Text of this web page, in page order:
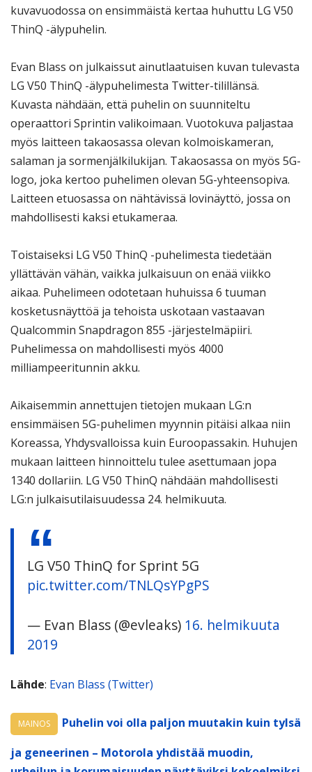
kuvavuodossa on ensimmäistä kertaa huhuttu LG V50
ThinQ -älypuhelin.
Evan Blass on julkaissut ainutlaatuisen kuvan tulevasta
LG V50 ThinQ -älypuhelimesta Twitter-tilillänsä.
Kuvasta nähdään, että puhelin on suunniteltu
operaattori Sprintin valikoimaan. Vuotokuva paljastaa
myös laitteen takaosassa olevan kolmoiskameran,
salaman ja sormenjälkilukijan. Takaosassa on myös 5G-
logo, joka kertoo puhelimen olevan 5G-yhteensopiva.
Laitteen etuosassa on nähtävissä lovinäyttö, jossa on
mahdollisesti kaksi etukameraa.
Toistaiseksi LG V50 ThinQ -puhelimesta tiedetään
yllättävän vähän, vaikka julkaisuun on enää viikko
aikaa. Puhelimeen odotetaan huhuissa 6 tuuman
kosketusnäyttöä ja tehoista uskotaan vastaavan
Qualcommin Snapdragon 855 -järjestelmäpiiri.
Puhelimessa on mahdollisesti myös 4000
milliampeeritunnin akku.
Aikaisemmin annettujen tietojen mukaan LG:n
ensimmäisen 5G-puhelimen myynnin pitäisi alkaa niin
Koreassa, Yhdysvalloissa kuin Euroopassakin. Huhujen
mukaan laitteen hinnoittelu tulee asettumaan jopa
1340 dollariin. LG V50 ThinQ nähdään mahdollisesti
LG:n julkaisutilaisuudessa 24. helmikuuta.
LG V50 ThinQ for Sprint 5G
pic.twitter.com/TNLQsYPgPS
— Evan Blass (@evleaks) 16. helmikuuta
2019
Lähde: Evan Blass (Twitter)
MAINOS
Puhelin voi olla paljon muutakin kuin tylsä
ja geneerinen – Motorola yhdistää muodin,